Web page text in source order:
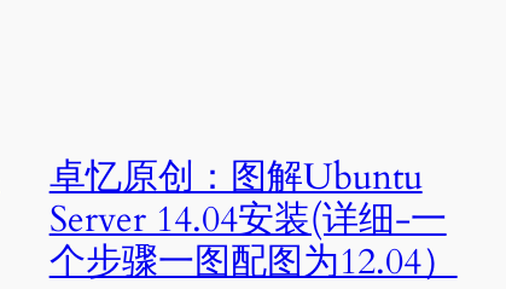
卓忆原创：图解Ubuntu
Server 14.04安装(详细-一
个步骤一图配图为12.04）